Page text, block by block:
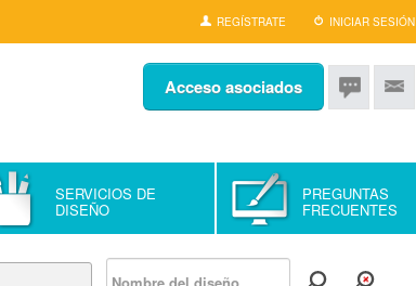
Acceso asociados
REGÍSTRATE INICIAR SESIÓN
SERVICIOS DE
DISEÑO
PREGUNTAS
FRECUENTES